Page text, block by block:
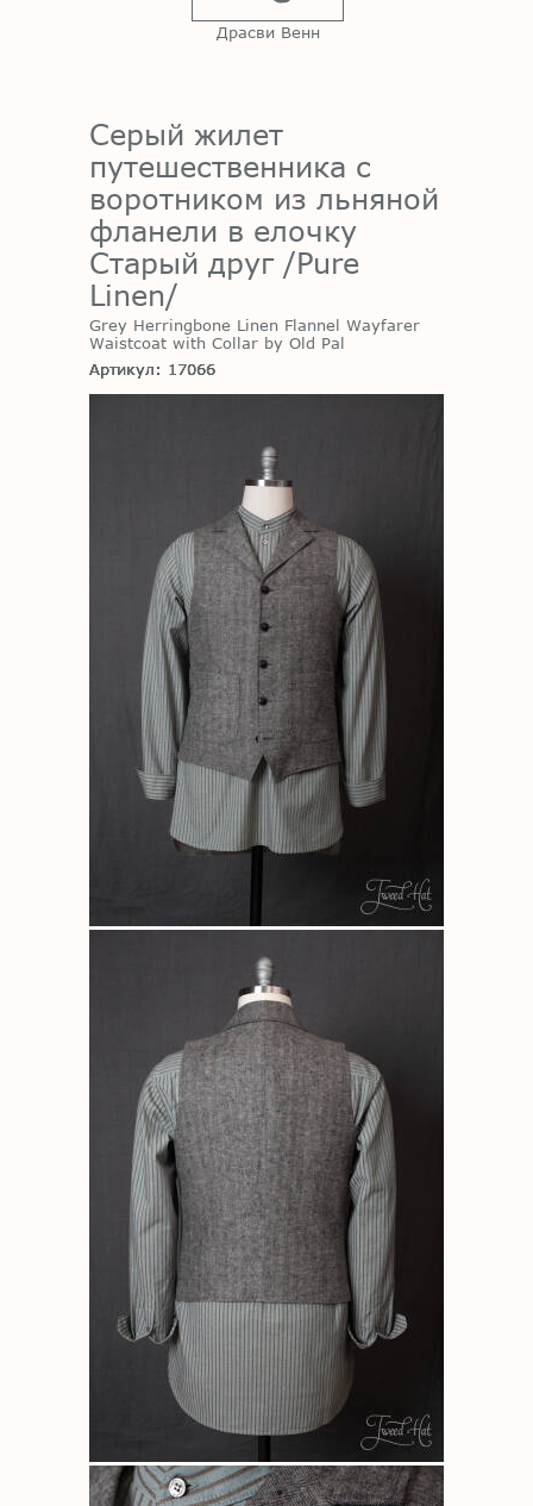
Драсви Венн
Серый жилет
путешественника с
воротником из льняной
фланели в елочку
Старый друг /Pure
Linen/
Grey Herringbone Linen Flannel Wayfarer
Waistcoat with Collar by Old Pal
Артикул: 17066